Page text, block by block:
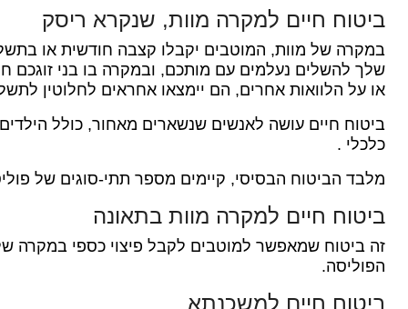
ביטוח חיים למקרה מוות, שנקרא ריסק
במקרה של מוות, המוטבים יקבלו קצבה חודשית או
שלך להשלים נעלמים עם מותכם, ובמקרה בו בני זוגכם
או על הלוואות אחרים, הם יימצאו אחראים לחלוטין
ביטוח חיים עושה לאנשים שנשארים מאחור, כולל
כלכלי .
מלבד הביטוח הבסיסי, קיימים מספר תתי-סוגים של
ביטוח חיים למקרה מוות בתאונה
זה ביטוח שמאפשר למוטבים לקבל פיצוי כספי במקרה
הפוליסה.
ביטוח חיים למשכנתא